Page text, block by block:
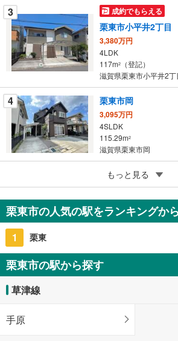
ジ
に
保
存
す
る
3 成約でもらえる
栗東市小平井2丁目
3,380万円
4LDK
117m2
（登記）
滋賀県栗東市小平井2丁
4 栗東市岡
3,095万円
4SLDK
115.29m2
滋賀県栗東市岡
成約でもらえる
栗東市林
2,499万円
3LDK
もっと見る
栗東市の人気の駅をランキングか
1 栗東
栗東市の駅から探す
草津線
手原